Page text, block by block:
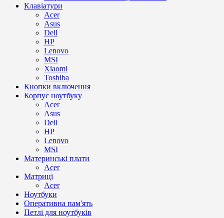
Клавіатури
Acer
Asus
Dell
HP
Lenovo
MSI
Xiaomi
Toshiba
Кнопки включення
Корпус ноутбуку
Acer
Asus
Dell
HP
Lenovo
MSI
Материнські плати
Acer
Матриці
Acer
Ноутбуки
Оперативна пам'ять
Петлі для ноутбуків